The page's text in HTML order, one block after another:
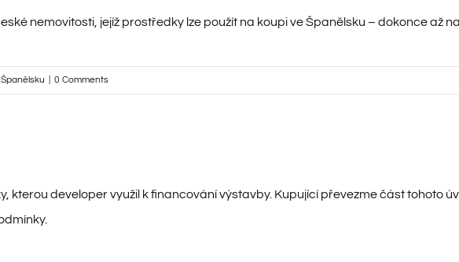
nemovitosti, jejíž prostředky lze použít na koupi ve Španělsku – dokonce až
0 Comments
developer využil k financování výstavby. Kupující převezme část tohoto